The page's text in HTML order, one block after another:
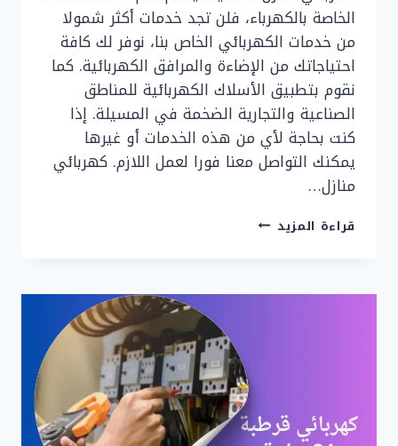
الخاصة بالكهرباء، فلن تجد خدمات أكثر شمولا
من خدمات الكهربائي الخاص بنا، نوفر لك كافة
احتياجاتك من الإضاءة والمرافق الكهربائية. كما
نقوم بتطبيق الأسلاك الكهربائية للمناطق
الصناعية والتجارية الضخمة في المسيلة. إذا
كنت بحاجة لأي من هذه الخدمات أو غيرها
يمكنك التواصل معنا فورا لعمل اللازم. كهربائي
منازل…
قراءة المزيد فني
24
90919474
اتصل